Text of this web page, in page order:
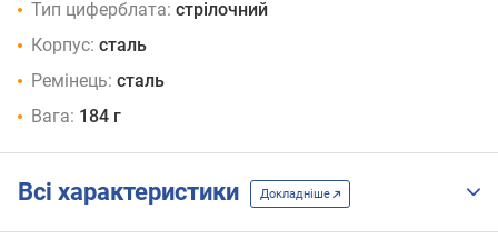
Тип циферблата: стрілочний
Корпус: сталь
Ремінець: сталь
Вага: 184 г
Всі характеристики Докладніше